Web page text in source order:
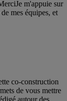
m'appuie sur
mes équipes, et
co-construction
de vous mettre
autour des